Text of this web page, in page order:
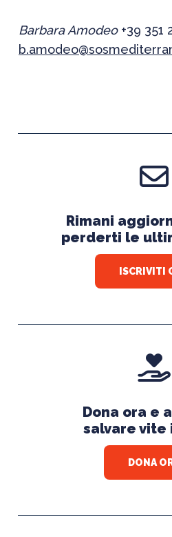
Barbara Amodeo+39 351
Rimani
perderti le
ISCRIVITI
Dona ora e
salvare vite
DONA